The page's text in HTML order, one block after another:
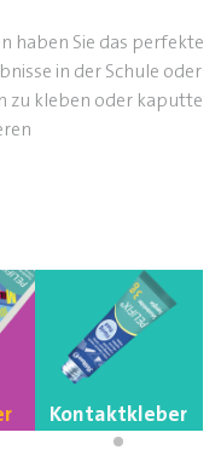
haben Sie das perfekte
in der Schule oder
zu kleben oder kaputte
Kontaktkleber